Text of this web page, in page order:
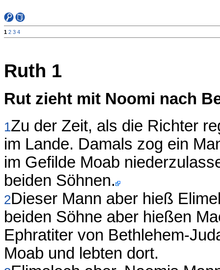
1 2 3 4
Ruth 1
Rut zieht mit Noomi nach
1Zu der Zeit, als die Richter
im Lande. Damals zog ein
im Gefilde Moab
beiden Söhnen.
2Dieser Mann aber hieß
beiden Söhne aber hießen
Ephratiter von Bethlehem-
Moab und lebten dort.